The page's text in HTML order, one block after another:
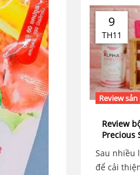
9
TH11
Review
Review
Precious
Sau nhiều
để cải